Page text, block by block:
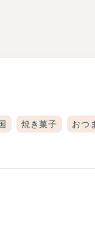
焼き菓子 おつ